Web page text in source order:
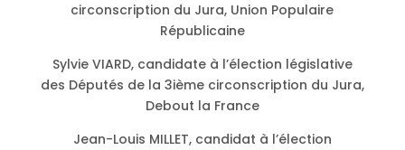
circonscription du Jura, Union Populaire
Républicaine
Sylvie VIARD, candidate à l’élection législative
des Députés de la 3ième circonscription du Jura,
Debout la France
Jean-Louis MILLET, candidat à l’élection